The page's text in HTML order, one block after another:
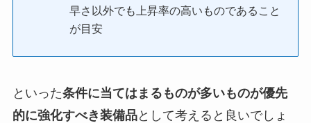
早さ以外でも上昇率の高いものであること
が目安
といった条件に当てはまるものが多いものが優先
的に強化すべき装備品として考えると良いでしょ